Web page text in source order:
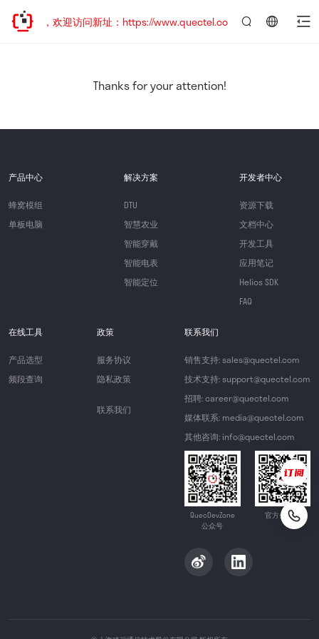
已迁移，欢迎访问新址：https://www.quectel.com.cn
Thanks for your attention!
产品中心
蜂窝模组
单板电脑
解决方案
DTU
智慧农业
智能穿戴
智能电表
智能定位
开发者中心
资源下载
文档中心
开发工具
应用笔记
Helios SDK
FAQ
在线工具
产品选型
频段查询
政策
服务协议
隐私政策
联系我们
联系我们
销售支持: sales@quectel.com
技术支持: support@quectel.com
招聘: career@quectel.com
媒体联系: media@quectel.com
其他咨询: info@quectel.com
QuecDevZone
公众号
官方公众号